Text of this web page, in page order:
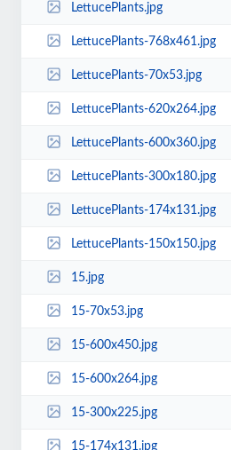
LettucePlants.jpg
LettucePlants-768x461.jpg
LettucePlants-70x53.jpg
LettucePlants-620x264.jpg
LettucePlants-600x360.jpg
LettucePlants-300x180.jpg
LettucePlants-174x131.jpg
LettucePlants-150x150.jpg
15.jpg
15-70x53.jpg
15-600x450.jpg
15-600x264.jpg
15-300x225.jpg
15-174x131.jpg